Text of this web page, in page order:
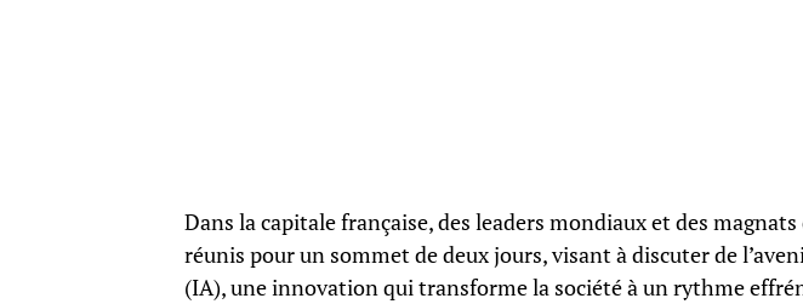
Dans la capitale française, des leaders mondiaux et des
réunis pour un sommet de deux jours, visant à discuter de
(IA), une innovation qui transforme la société à un rythme